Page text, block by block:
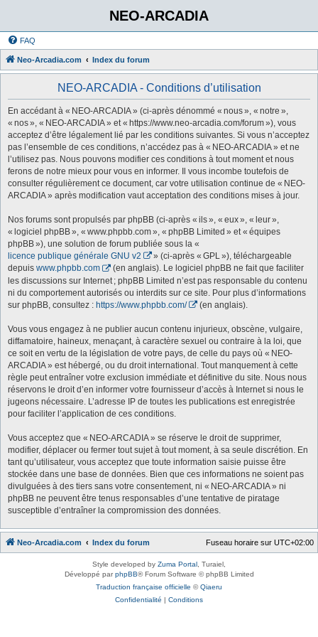
NEO-ARCADIA
FAQ
Neo-Arcadia.com Index du forum
NEO-ARCADIA - Conditions d’utilisation
En accédant à « NEO-ARCADIA » (ci-après dénommé « nous », « notre »,
« nos », « NEO-ARCADIA » et « https://www.neo-arcadia.com/forum »), vous
acceptez d’être légalement lié par les conditions suivantes. Si vous n’acceptez
pas l’ensemble de ces conditions, n’accédez pas à « NEO-ARCADIA » et ne
l’utilisez pas. Nous pouvons modifier ces conditions à tout moment et nous
ferons de notre mieux pour vous en informer. Il vous incombe toutefois de
consulter régulièrement ce document, car votre utilisation continue de « NEO-
ARCADIA » après modification vaut acceptation des conditions mises à jour.
Nos forums sont propulsés par phpBB (ci-après « ils », « eux », « leur »,
« logiciel phpBB », « www.phpbb.com », « phpBB Limited » et « équipes
phpBB »), une solution de forum publiée sous la «
licence publique générale GNU v2
» (ci-après « GPL »), téléchargeable
depuis www.phpbb.com
(en anglais). Le logiciel phpBB ne fait que faciliter
les discussions sur Internet ; phpBB Limited n’est pas responsable du contenu
ni du comportement autorisés ou interdits sur ce site. Pour plus d’informations
sur phpBB, consultez : https://www.phpbb.com/ (en anglais).
Vous vous engagez à ne publier aucun contenu injurieux, obscène, vulgaire,
diffamatoire, haineux, menaçant, à caractère sexuel ou contraire à la loi, que
ce soit en vertu de la législation de votre pays, de celle du pays où « NEO-
ARCADIA » est hébergé, ou du droit international. Tout manquement à cette
règle peut entraîner votre exclusion immédiate et définitive du site. Nous nous
réservons le droit d’en informer votre fournisseur d’accès à Internet si nous le
jugeons nécessaire. L’adresse IP de toutes les publications est enregistrée
pour faciliter l’application de ces conditions.
Vous acceptez que « NEO-ARCADIA » se réserve le droit de supprimer,
modifier, déplacer ou fermer tout sujet à tout moment, à sa seule discrétion. En
tant qu’utilisateur, vous acceptez que toute information saisie puisse être
stockée dans une base de données. Bien que ces informations ne soient pas
divulguées à des tiers sans votre consentement, ni « NEO-ARCADIA » ni
phpBB ne peuvent être tenus responsables d’une tentative de piratage
susceptible d’entraîner la compromission des données.
Neo-Arcadia.com Index du forum Fuseau horaire sur UTC+02:00
Style developed by Zuma Portal , Turaiel,
Développé parphpBB® Forum Software © phpBB Limited
Traduction française officielle ©Qiaeru
Confidentialité | Conditions